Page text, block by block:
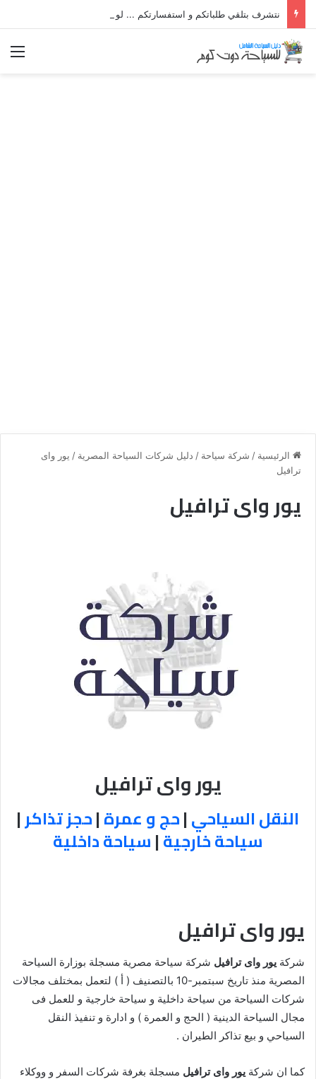
الرئيسية / شركة سياحة / دليل شركات السياحة المصرية / يور واى
ترافيل
يور واى ترافيل
يور واى ترافيل
النقل السياحي|حج و عمرة|حجز تذاكر|
سياحة خارجية|سياحة داخلية
يور واى ترافيل
شركة يور واى ترافيل شركة سياحة مصرية مسجلة بوزارة السياحة
المصرية منذ تاريخ سبتمبر-10 بالتصنيف ( أ ) لتعمل بمختلف مجالات
شركات السياحة من سياحة داخلية و سياحة خارجية و للعمل فى
مجال السياحة الدينية ( الحج و العمرة ) و ادارة و تنفيذ النقل
السياحي و بيع تذاكر الطيران .
كما ان شركة يور واى ترافيل مسجلة بغرفة شركات السفر و ووكلاء